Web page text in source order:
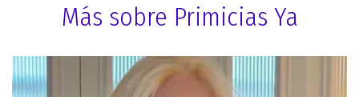
Más sobre Primicias Ya